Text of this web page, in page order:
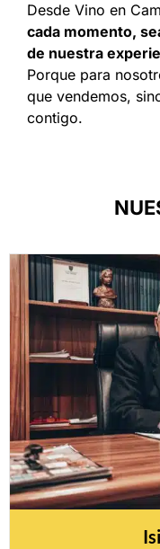
Desde Vino en
cada momento,
de nuestra
Porque para
que vendemos,
contigo.